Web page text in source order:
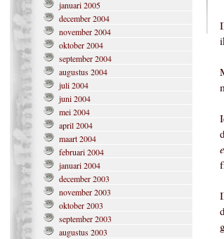
januari 2005
december 2004
november 2004
oktober 2004
september 2004
augustus 2004
juli 2004
juni 2004
mei 2004
april 2004
maart 2004
februari 2004
januari 2004
december 2003
november 2003
oktober 2003
september 2003
augustus 2003